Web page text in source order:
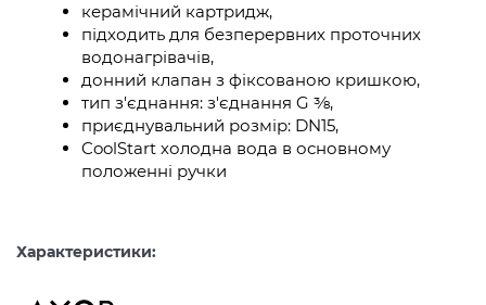
керамічний картридж,
підходить для безперервних проточних
водонагрівачів,
донний клапан з фіксованою кришкою,
тип з'єднання: з'єднання G ⅜,
приєднувальний розмір: DN15,
CoolStart холодна вода в основному
положенні ручки
Характеристики: